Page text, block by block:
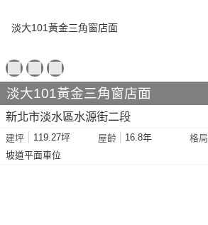
淡大101黃金三角窗店面
新北市淡水區水源街二段
建坪 119.27坪 屋齡 16.8年 格局
坡道平面車位